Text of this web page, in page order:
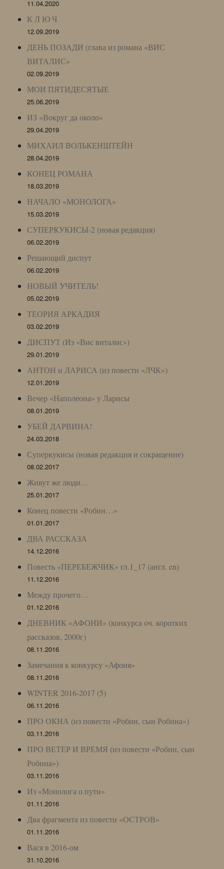
11.04.2020
К Л Ю Ч
12.09.2019
ДЕНЬ ПОЗАДИ (глава из романа «ВИС
ВИТАЛИС»
02.09.2019
МОИ ПЯТИДЕСЯТЫЕ
25.06.2019
ИЗ «Вокруг да около»
29.04.2019
МИХАИЛ ВОЛЬКЕНШТЕЙН
28.04.2019
КОНЕЦ РОМАНА
18.03.2019
НАЧАЛО «МОНОЛОГА»
15.03.2019
СУПЕРКУКИСЫ-2 (новая редакция)
06.02.2019
Решающий диспут
06.02.2019
НОВЫЙ УЧИТЕЛЬ!
05.02.2019
ТЕОРИЯ АРКАДИЯ
03.02.2019
ДИСПУТ (Из «Вис виталис»)
29.01.2019
АНТОН и ЛАРИСА (из повести «ЛЧК»)
12.01.2019
Вечер «Наполеона» у Ларисы
08.01.2019
УБЕЙ ДАРВИНА!
24.03.2018
Суперкукисы (новая редакция и сокращение)
08.02.2017
Живут же люди…
25.01.2017
Конец повести «Робин…»
01.01.2017
ДВА РАССКАЗА
14.12.2016
Повесть «ПЕРЕБЕЖЧИК» гл.1_17 (англ. en)
11.12.2016
Между прочего…
01.12.2016
ДНЕВНИК «АФОНИ» (конкурса оч. коротких
рассказов, 2000г)
08.11.2016
Замечания к конкурсу «Афоня»
08.11.2016
WINTER 2016-2017 (5)
06.11.2016
ПРО ОКНА (из повести «Робин, сын Робина»)
03.11.2016
ПРО ВЕТЕР И ВРЕМЯ (из повести «Робин, сын
Робина»)
03.11.2016
Из «Монолога о пути»
01.11.2016
Два фрагмента из повести «ОСТРОВ»
01.11.2016
Вася в 2016-ом
31.10.2016